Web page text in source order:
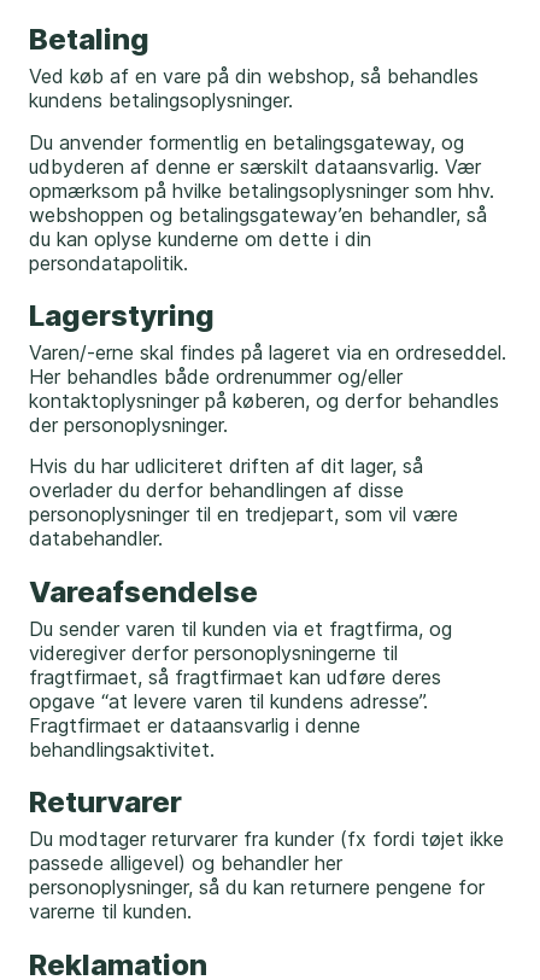
Betaling
Ved køb af en vare på din webshop, så behandles
kundens betalingsoplysninger.
Du anvender formentlig en betalingsgateway, og
udbyderen af denne er særskilt dataansvarlig. Vær
opmærksom på hvilke betalingsoplysninger som hhv.
webshoppen og betalingsgateway’en behandler, så
du kan oplyse kunderne om dette i din
persondatapolitik.
Lagerstyring
Varen/-erne skal findes på lageret via en ordreseddel.
Her behandles både ordrenummer og/eller
kontaktoplysninger på køberen, og derfor behandles
der personoplysninger.
Hvis du har udliciteret driften af dit lager, så
overlader du derfor behandlingen af disse
personoplysninger til en tredjepart, som vil være
databehandler.
Vareafsendelse
Du sender varen til kunden via et fragtfirma, og
videregiver derfor personoplysningerne til
fragtfirmaet, så fragtfirmaet kan udføre deres
opgave “at levere varen til kundens adresse”.
Fragtfirmaet er dataansvarlig i denne
behandlingsaktivitet.
Returvarer
Du modtager returvarer fra kunder (fx fordi tøjet ikke
passede alligevel) og behandler her
personoplysninger, så du kan returnere pengene for
varerne til kunden.
Reklamation